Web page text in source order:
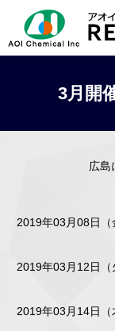
3月開
広島
2019年03月08日
2019年03月12日
2019年03月14日